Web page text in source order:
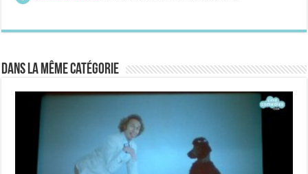
Dans la même catégorie